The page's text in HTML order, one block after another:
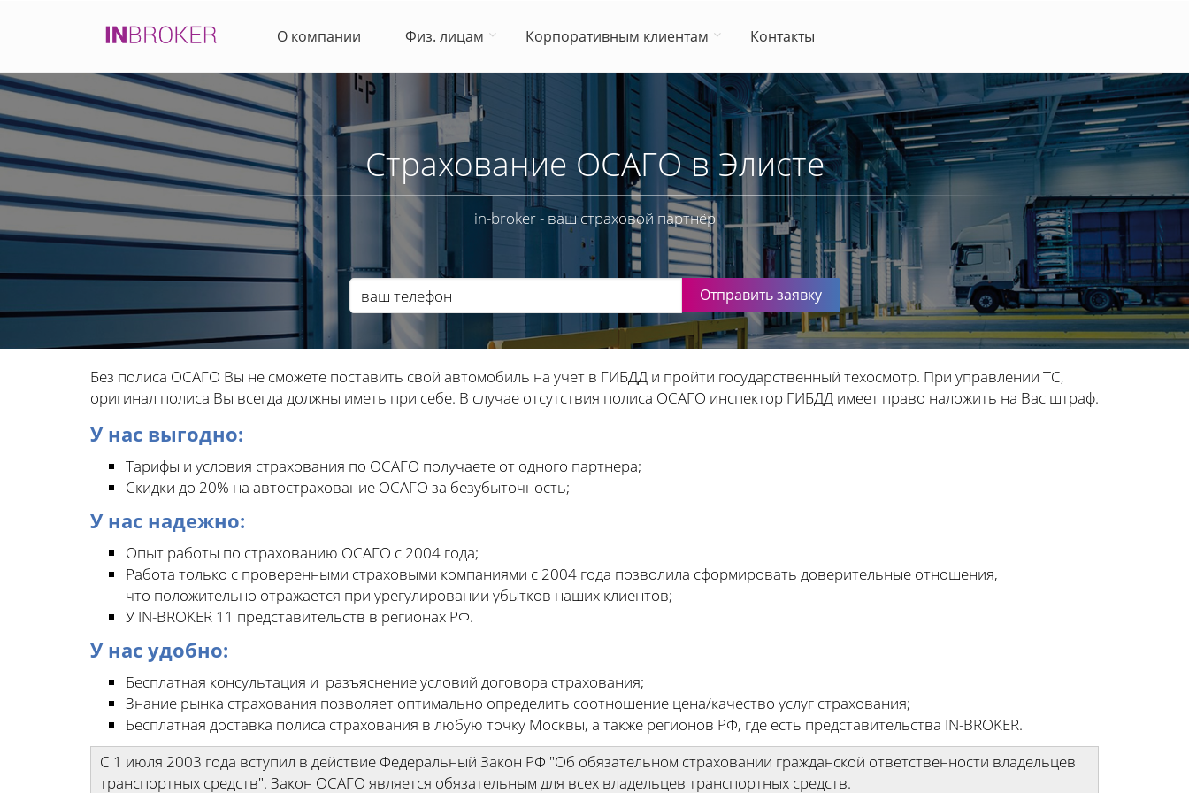
О компании Физ. лицам Корпоративным клиентам Контакты
Страхование ОСАГО в Элисте
in-broker - ваш страховой партнёр
Отправить заявку
Без полиса ОСАГО Вы не сможете поставить свой автомобиль на учет в ГИБДД и пройти государственный техосмотр. При управлении ТС,
оригинал полиса Вы всегда должны иметь при себе. В случае отсутствия полиса ОСАГО инспектор ГИБДД имеет право наложить на Вас штраф.
У нас выгодно:
Тарифы и условия страхования по ОСАГО получаете от одного партнера;
Скидки до 20% на автострахование ОСАГО за безубыточность;
У нас надежно:
Опыт работы по страхованию ОСАГО с 2004 года;
Работа только с проверенными страховыми компаниями с 2004 года позволила сформировать доверительные отношения,
что положительно отражается при урегулировании убытков наших клиентов;
У IN-BROKER 11 представительств в регионах РФ.
У нас удобно:
Бесплатная консультация и разъяснение условий договора страхования;
Знание рынка страхования позволяет оптимально определить соотношение цена/качество услуг страхования;
Бесплатная доставка полиса страхования в любую точку Москвы, а также регионов РФ, где есть представительства IN-BROKER.
С 1 июля 2003 года вступил в действие Федеральный Закон РФ "Об обязательном страховании гражданской ответственности владельцев
транспортных средств". Закон ОСАГО является обязательным для всех владельцев транспортных средств.